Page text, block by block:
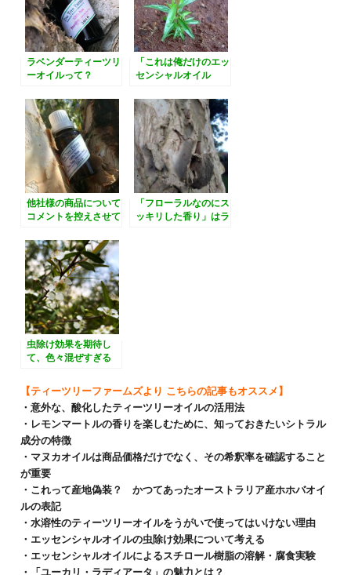
ラベンダーティーツリ
ーオイルって？
「これは俺だけのエッ
センシャルオイル
オイルの生産者間抗争
とニセモノ騒動
他社様の商品について
コメントを控えさせて
「フローラルなのにス
ッキリした香り」はラ
虫除け効果を期待し
て、色々混ぜすぎる
る・・・
【ティーツリーファームズより こちらの記事もオススメ】
・意外な、酸化したティーツリーオイルの活用法
・レモンマートルの香りを楽しむために、知っておきたいシトラル
成分の特徴
・マヌカオイルは商品価格だけでなく、その希釈率を確認すること
が重要
・これって産地偽装？ かつてあったオーストラリア産ホホバオイ
ルの表記
・水溶性のティーツリーオイルをうがいで使ってはいけない理由
・エッセンシャルオイルの虫除け効果について考える
・エッセンシャルオイルによるスチロール樹脂の溶解・腐食実験
・「ユーカリ・ラディアータ」の魅力とは？